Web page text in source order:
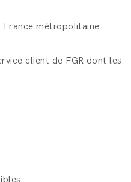
France métropolitaine.
client de FGR dont les